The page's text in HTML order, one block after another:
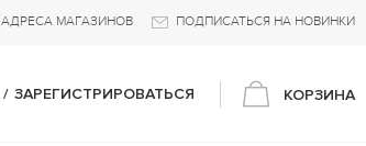
АДРЕСА МАГАЗИНОВ ПОДПИСАТЬСЯ НА НОВИНКИ
/ ЗАРЕГИСТРИРОВАТЬСЯ КОРЗИНА